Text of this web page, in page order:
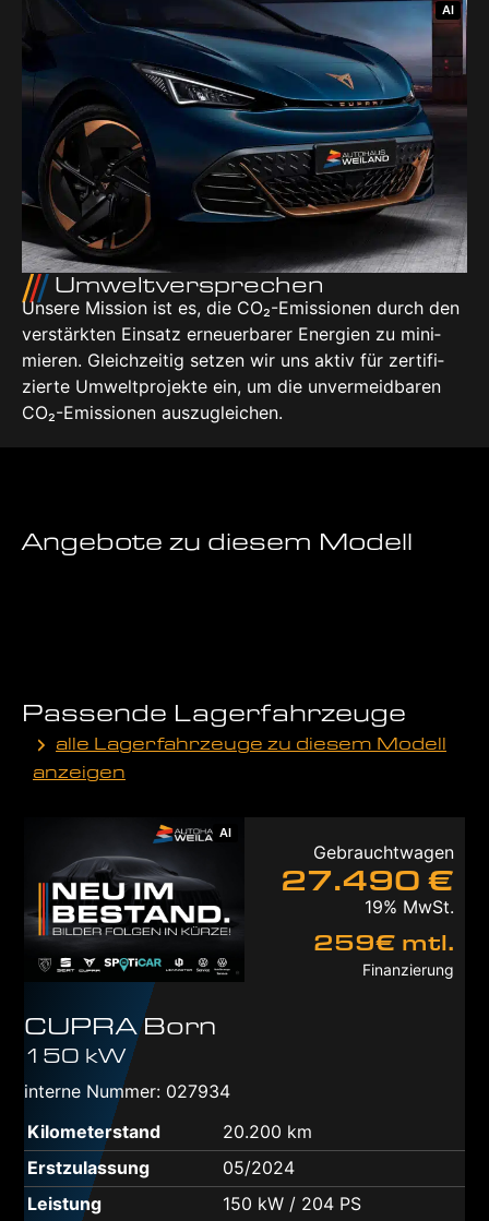
AI
Umwelt­ver­spre­chen
Unse­re Mis­si­on ist es, die CO₂-Emis­sio­nen durch den
ver­stärk­ten Ein­satz erneu­er­ba­rer Ener­gien zu mini­
mie­ren. Gleich­zei­tig set­zen wir uns aktiv für zer­ti­fi­
zier­te Umwelt­pro­jek­te ein, um die unver­meid­ba­ren
CO₂-Emis­sio­nen aus­zu­glei­chen.
Angebote zu diesem Modell
Passende Lagerfahrzeuge
alle Lagerfahrzeuge zu diesem Modell
anzeigen
AI
Gebrauchtwagen
27.490 €
19% MwSt.
259€ mtl.
Finanzierung
CUPRA Born
150 kW
interne Nummer: 027934
Kilometerstand
20.200 km
Erstzulassung
05/2024
Leistung
150 kW / 204 PS